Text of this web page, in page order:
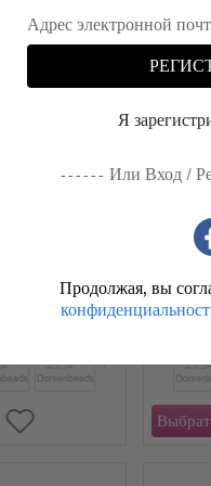
для
настоящее
золото
RUB
Адрес электронной
Я
------ Или Вход /
Продолжая, вы